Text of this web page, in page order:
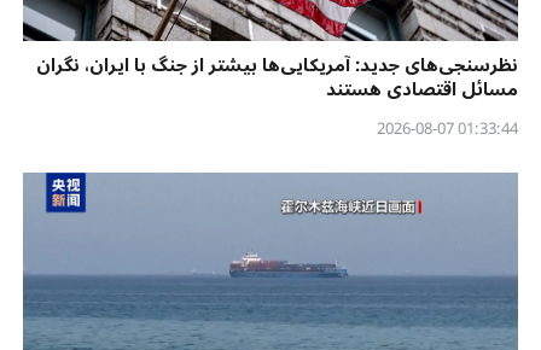
نظرسنجی‌‌های جدید: آمریکایی‌ها بیشتر از جنگ با ایران، نگران
مسائل اقتصادی هستند
01:33:44 2026-08-07